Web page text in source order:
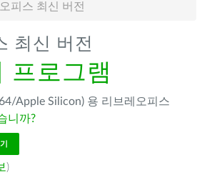
피스 최신 버전
최신 버전
프로그램
Apple Silicon) 용 리브레오피스
니까?
)